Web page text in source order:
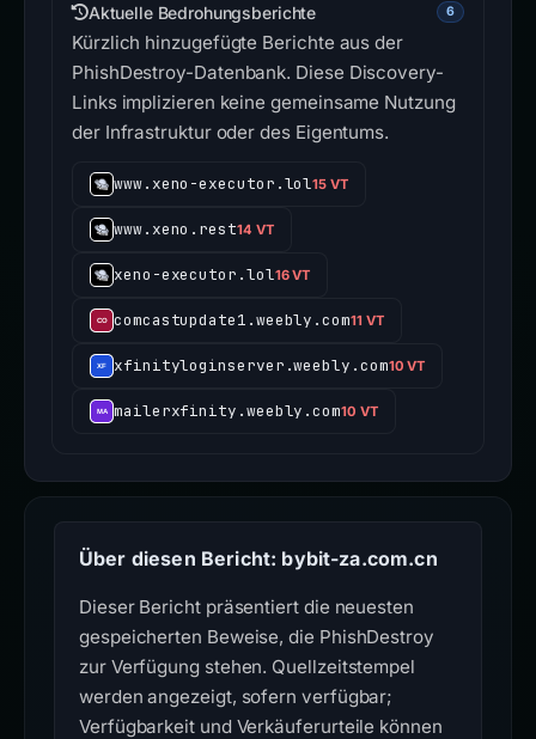
Aktuelle Bedrohungsberichte 6
Kürzlich hinzugefügte Berichte aus der
PhishDestroy-Datenbank. Diese Discovery-
Links implizieren keine gemeinsame Nutzung
der Infrastruktur oder des Eigentums.
www.xeno-executor.lol15 VT
www.xeno.rest14 VT
xeno-executor.lol16 VT
comcastupdate1.weebly.com11 VT
xfinityloginserver.weebly.com10 VT
mailerxfinity.weebly.com10 VT
Über diesen Bericht: bybit-za.com.cn
Dieser Bericht präsentiert die neuesten
gespeicherten Beweise, die PhishDestroy
zur Verfügung stehen. Quellzeitstempel
werden angezeigt, sofern verfügbar;
Verfügbarkeit und Verkäuferurteile können